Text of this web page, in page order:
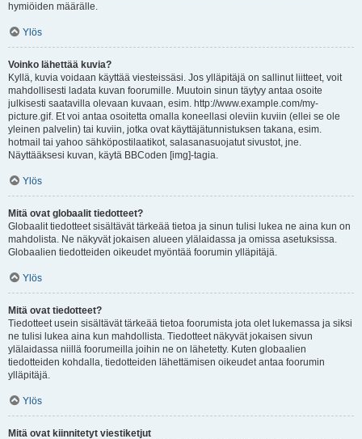
hymiöiden määrälle.
Ylös
Voinko lähettää kuvia?
Kyllä, kuvia voidaan käyttää viesteissäsi. Jos ylläpitäjä on sallinut liitteet, voit
mahdollisesti ladata kuvan foorumille. Muutoin sinun täytyy antaa osoite
julkisesti saatavilla olevaan kuvaan, esim. http://www.example.com/my-
picture.gif. Et voi antaa osoitetta omalla koneellasi oleviin kuviin (ellei se ole
yleinen palvelin) tai kuviin, jotka ovat käyttäjätunnistuksen takana, esim.
hotmail tai yahoo sähköpostilaatikot, salasanasuojatut sivustot, jne.
Näyttääksesi kuvan, käytä BBCoden [img]-tagia.
Ylös
Mitä ovat globaalit tiedotteet?
Globaalit tiedotteet sisältävät tärkeää tietoa ja sinun tulisi lukea ne aina kun on
mahdolista. Ne näkyvät jokaisen alueen ylälaidassa ja omissa asetuksissa.
Globaalien tiedotteiden oikeudet myöntää foorumin ylläpitäjä.
Ylös
Mitä ovat tiedotteet?
Tiedotteet usein sisältävät tärkeää tietoa foorumista jota olet lukemassa ja siksi
ne tulisi lukea aina kun mahdollista. Tiedotteet näkyvät jokaisen sivun
ylälaidassa niillä foorumeilla joihin ne on lähetetty. Kuten globaalien
tiedotteiden kohdalla, tiedotteiden lähettämisen oikeudet antaa foorumin
ylläpitäjä.
Ylös
Mitä ovat kiinnitetyt viestiketjut